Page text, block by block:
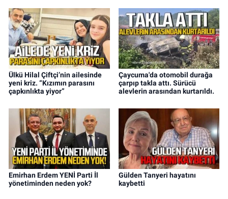
Ülkü Hilal Çiftçi’nin ailesinde
yeni kriz. “Kızımın parasını
çapkınlıkta yiyor”
Çaycuma'da otomobil durağa
çarpıp takla attı. Sürücü
alevlerin arasından kurtarıldı.
Emirhan Erdem YENİ Parti İl
yönetiminden neden yok?
Gülden Tanyeri hayatını
kaybetti